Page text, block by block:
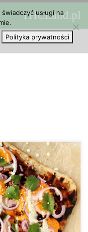
THCLand.pl
młodego zielonego
cukru kokosowego • 1
w proszku • ½
usługi na
Polityka prywatności